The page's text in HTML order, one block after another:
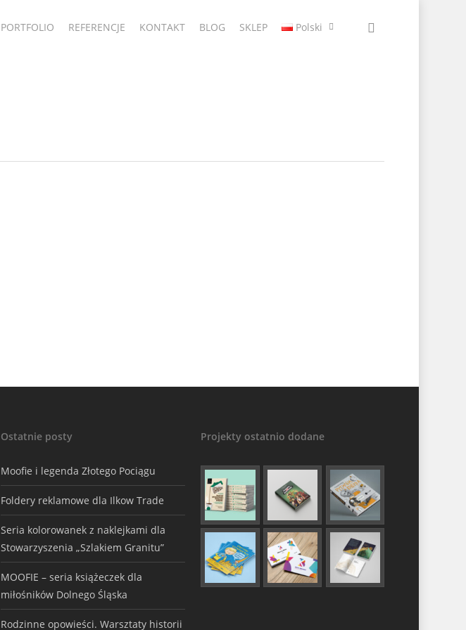
PORTFOLIO REFERENCJE KONTAKT BLOG SKLEP Polski
Ostatnie posty
Moofie i legenda Złotego Pociągu
Foldery reklamowe dla Ilkow Trade
Seria kolorowanek z naklejkami dla
Stowarzyszenia „Szlakiem Granitu”
MOOFIE – seria książeczek dla
miłośników Dolnego Śląska
Rodzinne opowieści. Warsztaty historii
Projekty ostatnio dodane